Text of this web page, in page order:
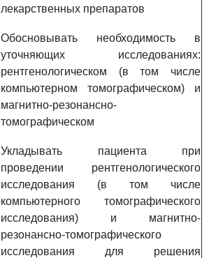
лекарственных препаратов
Обосновывать необходимость в
уточняющих исследованиях:
рентгенологическом (в том числе
компьютерном томографическом) и
магнитно-резонансно-
томографическом
Укладывать пациента при
проведении рентгенологического
исследования (в том числе
компьютерного томографического
исследования) и магнитно-
резонансно-томографического
исследования для решения